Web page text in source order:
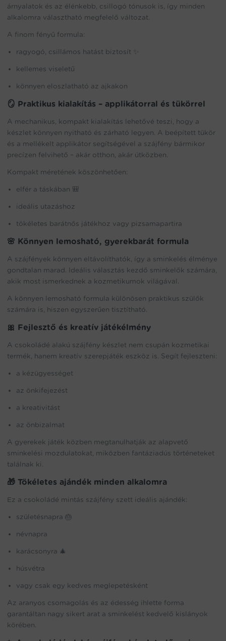
árnyalatok és az élénkebb, csillogó tónusok is, így minden
alkalomra választható megfelelő változat.
A finom fényű formula:
ragyogó, csillámos hatást biztosít ✨
kellemes viseletű
könnyen eloszlatható az ajkakon
🪞 Praktikus kialakítás – applikátorral és tükörrel
A mechanikus, kompakt kialakítás lehetővé teszi, hogy a
készlet könnyen nyitható és zárható legyen. A beépített tükör
és a mellékelt applikátor segítségével a szájfény bármikor
precízen felvihető – akár otthon, akár útközben.
Kompakt méretének köszönhetően:
elfér a táskában 🎒
ideális utazáshoz
tökéletes barátnős játékhoz vagy pizsamapartira
🌸 Könnyen lemosható, gyerekbarát formula
A szájfények könnyen eltávolíthatók, így a sminkelés élménye
gondtalan marad. Ideális választás kezdő sminkelők számára,
akik most ismerkednek a kozmetikumok világával.
A könnyen lemosható formula különösen praktikus szülők
számára is, hiszen egyszerűen tisztítható.
🎀 Fejlesztő és kreatív játékélmény
A csokoládé alakú szájfény készlet nem csupán kozmetikai
termék, hanem kreatív szerepjáték eszköz is. Segít fejleszteni:
a kézügyességet
az önkifejezést
a kreativitást
az önbizalmat
A gyerekek játék közben megtanulhatják az alapvető
sminkelési mozdulatokat, miközben fantáziadús történeteket
találnak ki.
🎁 Tökéletes ajándék minden alkalomra
Ez a csokoládé mintás szájfény szett ideális ajándék:
születésnapra 🎂
névnapra
karácsonyra 🎄
húsvétra
vagy csak egy kedves meglepetésként
Az aranyos csomagolás és az édesség ihlette forma
garantáltan nagy sikert arat a sminkelést kedvelő kislányok
körében.